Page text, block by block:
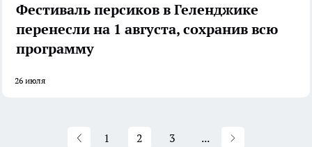
Фестиваль персиков в Геленджике
перенесли на 1 августа, сохранив всю
программу
26 июля
1 2 3 ...